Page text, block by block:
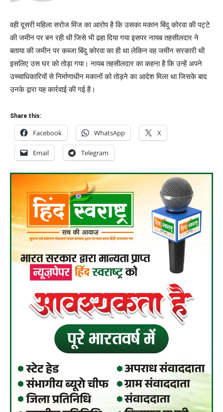
वही दूसरी महिला सरोज मिंज का आरोप है कि उसका मकान बिंदु कोरवा की पट्टे
की जमीन पर बन रही थी जिसे भी ढहा दिया गया इसपर नायब तहसीलदार ने
बताया की जमीन पर कब्जा बिंदु कोरवा का ही था लेकिन वह जमीन सरकारी थी
इसलिए उस घर को तोड़ा गया। नायब तहसीलदार का कहना है कि उन्हें अपने
उच्चाधिकारियों से निर्माणाधीन मकानों को तोड़ने का आदेश मिला था जिसके बाद
उनके द्वारा यह कार्रवाई की गई है।
Share this:
Facebook WhatsApp X
Email Telegram